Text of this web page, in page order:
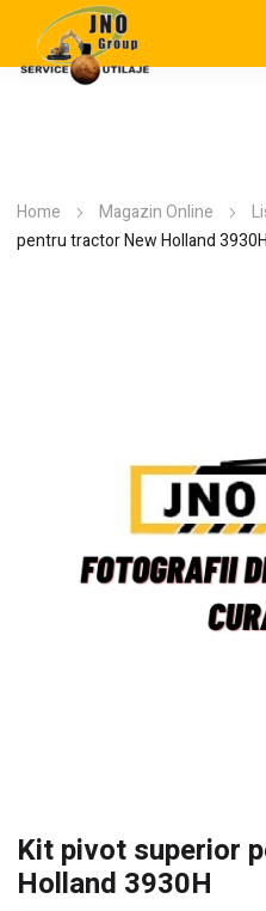
Home Magazin Online
pentru tractor New Holland 3930H
Kit pivot superior
Holland 3930H